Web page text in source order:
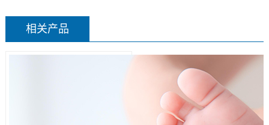
相关产品